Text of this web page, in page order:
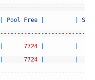
-- -- -- -- -- -- -- -- -- -- -- -- --
Pool Free
-- -- -- -- -- -- -- -- -- -- -- -- --
7724
7724
-- -- -- -- -- -- -- -- -- -- -- -- --